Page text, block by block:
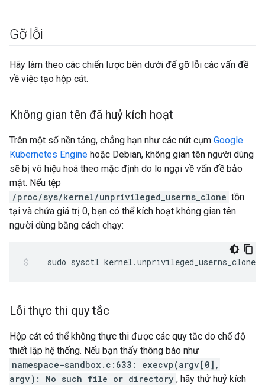
Gỡ lỗi
Hãy làm theo các chiến lược bên dưới để gỡ lỗi các vấn đề
về việc tạo hộp cát.
Không gian tên đã huỷ kích hoạt
Trên một số nền tảng, chẳng hạn như các nút cụm Google
Kubernetes Engine hoặc Debian, không gian tên người dùng
sẽ bị vô hiệu hoá theo mặc định do lo ngại về vấn đề bảo
mật. Nếu tệp
/proc/sys/kernel/unprivileged_userns_clone tồn
tại và chứa giá trị 0, bạn có thể kích hoạt không gian tên
người dùng bằng cách chạy:
sudo sysctl kernel.unprivileged_userns_clone
Lỗi thực thi quy tắc
Hộp cát có thể không thực thi được các quy tắc do chế độ
thiết lập hệ thống. Nếu bạn thấy thông báo như
namespace-sandbox.c:633: execvp(argv[0],
argv): No such file or directory , hãy thử huỷ kích